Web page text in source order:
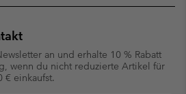
an und erhalte 10 % Rabatt
wenn du nicht reduzierte Artikel für
€ einkaufst.